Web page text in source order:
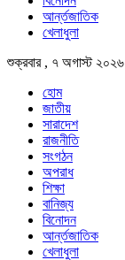
আর্ন্তজাতিক
খেলাধুলা
শুক্রবার , ৭ অগাস্ট ২০২৬
হোম
জাতীয়
সারাদেশ
রাজনীতি
সংগঠন
অপরাধ
শিক্ষা
বানিজ্য
বিনোদন
আর্ন্তজাতিক
খেলাধুলা